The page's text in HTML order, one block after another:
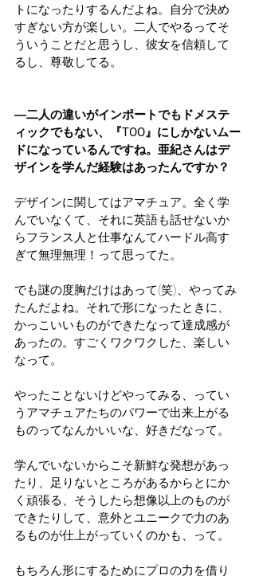
トになったりするんだよね。自分で決め
すぎない方が楽しい。二人でやるってそ
ういうことだと思うし、彼女を信頼して
るし、尊敬してる。
―二人の違いがインポートでもドメステ
ィックでもない、『TOO』にしかないムー
ドになっているんですね。亜紀さんはデ
ザインを学んだ経験はあったんですか？
デザインに関してはアマチュア。全く学
んでいなくて、それに英語も話せないか
らフランス人と仕事なんてハードル高す
ぎて無理無理！って思ってた。
でも謎の度胸だけはあって(笑)、やってみ
たんだよね。それで形になったときに、
かっこいいものができたなって達成感が
あったの。すごくワクワクした、楽しい
なって。
やったことないけどやってみる、ってい
うアマチュアたちのパワーで出来上がる
ものってなんかいいな、好きだなって。
学んでいないからこそ新鮮な発想があっ
たり、足りないところがあるからとにか
く頑張る、そうしたら想像以上のものが
できたりして、意外とユニークで力のあ
るものが仕上がっていくのかも、って。
もちろん形にするためにプロの力を借り